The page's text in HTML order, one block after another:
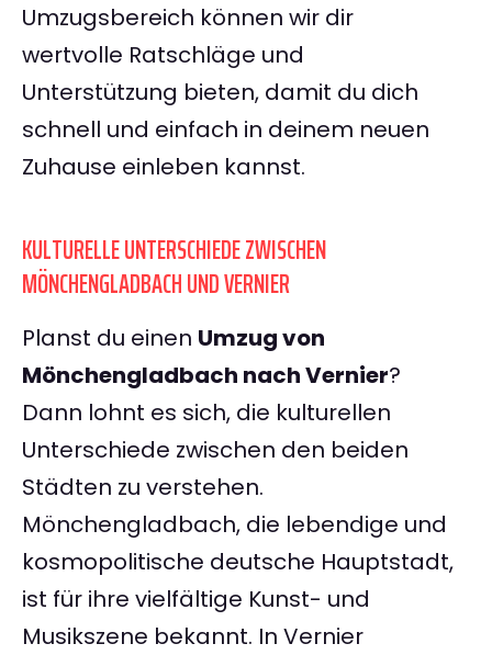
Umzugsbereich können wir dir
wertvolle Ratschläge und
Unterstützung bieten, damit du dich
schnell und einfach in deinem neuen
Zuhause einleben kannst.
KULTURELLE UNTERSCHIEDE ZWISCHEN
MÖNCHENGLADBACH UND VERNIER
Planst du einen Umzug von
Mönchengladbach nach Vernier?
Dann lohnt es sich, die kulturellen
Unterschiede zwischen den beiden
Städten zu verstehen.
Mönchengladbach, die lebendige und
kosmopolitische deutsche Hauptstadt,
ist für ihre vielfältige Kunst- und
Musikszene bekannt. In Vernier